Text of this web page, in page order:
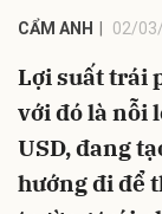
CẨM ANH 02/
Lợi suất trái
với đó là nỗi
USD, đang
hướng đi để